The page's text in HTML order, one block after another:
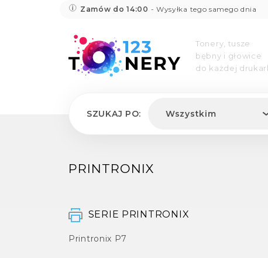
Zamów do 14:00 - Wysyłka tego samego dnia
Tonery, tusze
bębny i głowice
do każdej
SZUKAJ PO: Wszystkim
PRINTRONIX
SERIE PRINTRONIX
Printronix P7